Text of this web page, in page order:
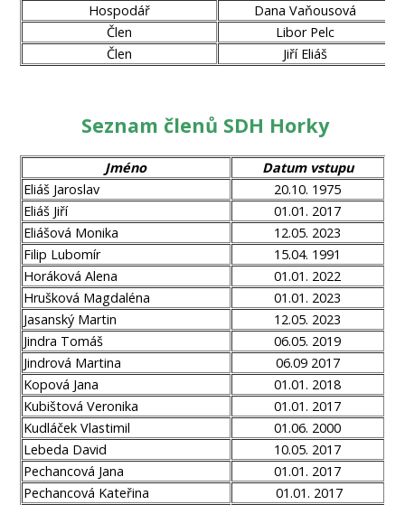
Hospodář
Dana Vaňousová
Člen
Libor Pelc
Člen
Jiří Eliáš
Seznam členů SDH Horky
Jméno
Datum vstupu
Eliáš Jaroslav
20.10. 1975
Eliáš Jiří
01.01. 2017
Eliášová Monika
12.05. 2023
Filip Lubomír
15.04. 1991
Horáková Alena
01.01. 2022
Hrušková Magdaléna
01.01. 2023
Jasanský Martin
12.05. 2023
Jindra Tomáš
06.05. 2019
Jindrová Martina
06.09 2017
Kopová Jana
01.01. 2018
Kubištová Veronika
01.01. 2017
Kudláček Vlastimil
01.06. 2000
Lebeda David
10.05. 2017
Pechancová Jana
01.01. 2017
Pechancová Kateřina
01.01. 2017